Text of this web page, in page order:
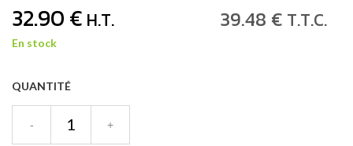
32.90€ H.T. 39.48 € T.T.C.
En stock
QUANTITÉ